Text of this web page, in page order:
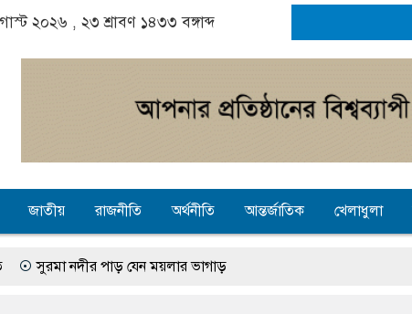
২০২৬ , ২৩ শ্রাবণ ১৪৩৩ বঙ্গাব্দ
জাতীয় রাজনীতি অর্থনীতি আন্তর্জাতিক খেলাধুলা
পাড় যেন ময়লার ভাগাড়